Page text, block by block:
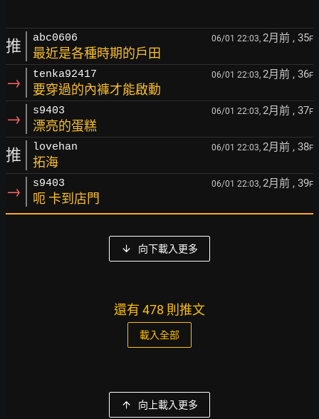
推 abc0606 06/01 22:03, 2月前 , 35F
最近是各種時期的戶田
→ tenka92417 06/01 22:03, 2月前 , 36F
要穿過的內褲才能啟動
→ s9403 06/01 22:03, 2月前 , 37F
漂亮的蛋糕
推 lovehan 06/01 22:03, 2月前 , 38F
拓海
→ s9403 06/01 22:03, 2月前 , 39F
呃 卡到店門
向下載入更多
還有 478 則推文
載入全部
向上載入更多